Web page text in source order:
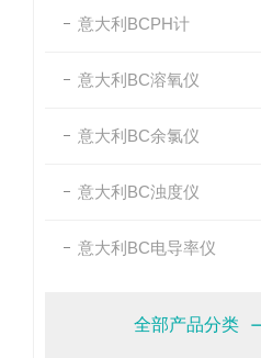
意大利BCPH计
意大利BC溶氧仪
意大利BC余氯仪
意大利BC浊度仪
意大利BC电导率仪
全部产品分类